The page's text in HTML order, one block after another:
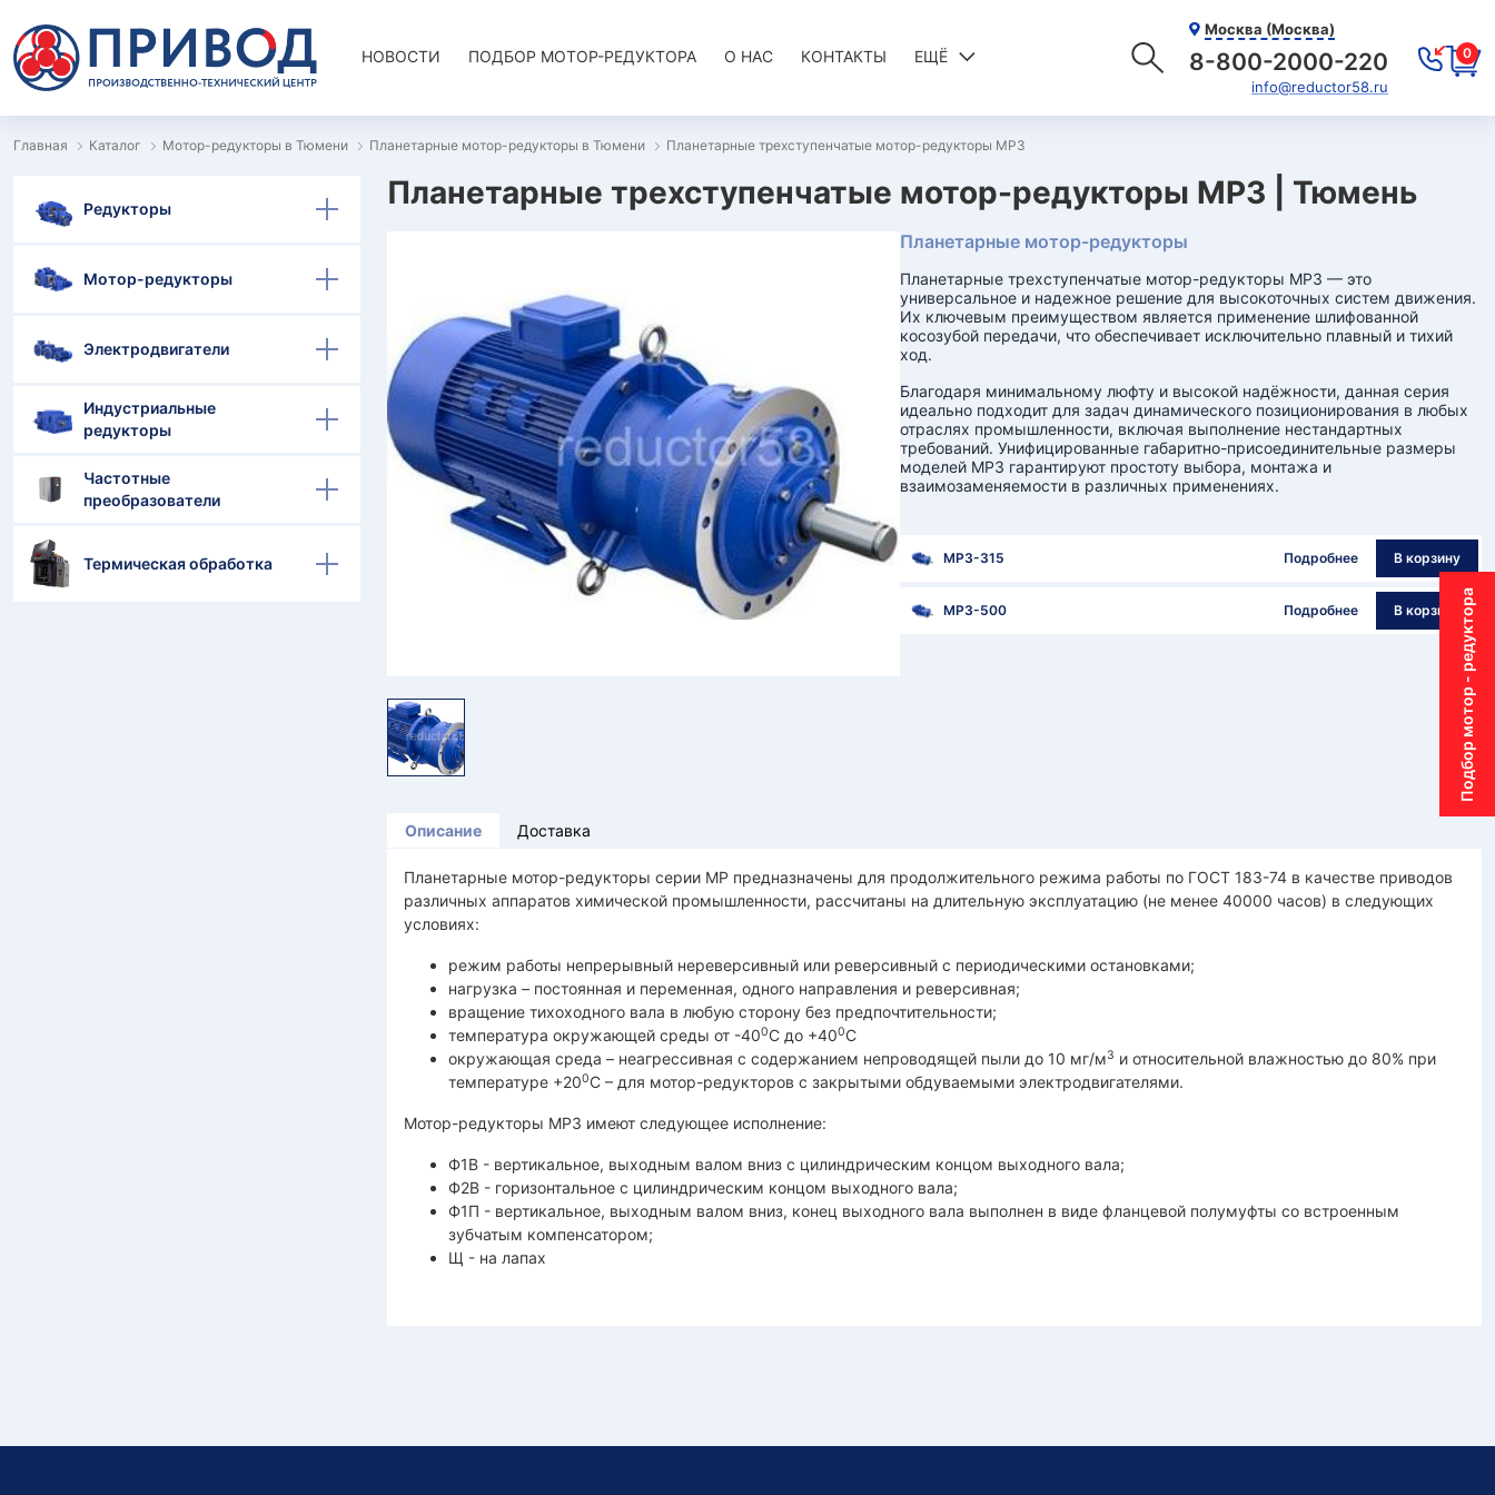
НОВОСТИ ПОДБОР МОТОР-РЕДУКТОРА О НАС КОНТАКТЫ ЕЩЁ
Москва (Москва)
8-800-2000-220
info@reductor58.ru
0
Подбор мотор - редуктора
Главная Каталог Мотор-редукторы в Тюмени Планетарные мотор-редукторы в Тюмени Планетарные трехступенчатые мотор-редукторы МР3
Редукторы
Мотор-редукторы
Электродвигатели
Индустриальные
редукторы
Частотные
преобразователи
Термическая обработка
Планетарные трехступенчатые мотор-редукторы МР3 | Тюмень
Планетарные мотор-редукторы
Планетарные трехступенчатые мотор-редукторы МР3 — это
универсальное и надежное решение для высокоточных систем движения.
Их ключевым преимуществом является применение шлифованной
косозубой передачи, что обеспечивает исключительно плавный и тихий
ход.
Благодаря минимальному люфту и высокой надёжности, данная серия
идеально подходит для задач динамического позиционирования в любых
отраслях промышленности, включая выполнение нестандартных
требований. Унифицированные габаритно-присоединительные размеры
моделей МР3 гарантируют простоту выбора, монтажа и
взаимозаменяемости в различных применениях.
МР3-315 Подробнее В корзину
МР3-500 Подробнее В корзину
Описание Доставка
Планетарные мотор-редукторы серии МР предназначены для продолжительного режима работы по ГОСТ 183-74 в качестве приводов
различных аппаратов химической промышленности, рассчитаны на длительную эксплуатацию (не менее 40000 часов) в следующих
условиях:
режим работы непрерывный нереверсивный или реверсивный с периодическими остановками;
нагрузка – постоянная и переменная, одного направления и реверсивная;
вращение тихоходного вала в любую сторону без предпочтительности;
температура окружающей среды от -400С до +400С
окружающая среда – неагрессивная с содержанием непроводящей пыли до 10 мг/м3 и относительной влажностью до 80% при
температуре +200С – для мотор-редукторов с закрытыми обдуваемыми электродвигателями.
Мотор-редукторы МР3 имеют следующее исполнение:
Ф1В - вертикальное, выходным валом вниз с цилиндрическим концом выходного вала;
Ф2В - горизонтальное с цилиндрическим концом выходного вала;
Ф1П - вертикальное, выходным валом вниз, конец выходного вала выполнен в виде фланцевой полумуфты со встроенным
зубчатым компенсатором;
Щ - на лапах